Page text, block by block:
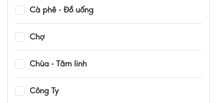
Cà phê - Đồ uống
Chợ
Chùa - Tâm linh
Công Ty